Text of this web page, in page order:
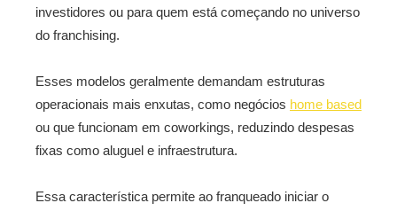
investidores ou para quem está começando no universo
do franchising.
Esses modelos geralmente demandam estruturas
operacionais mais enxutas, como negócios home based
ou que funcionam em coworkings, reduzindo despesas
fixas como aluguel e infraestrutura.
Essa característica permite ao franqueado iniciar o